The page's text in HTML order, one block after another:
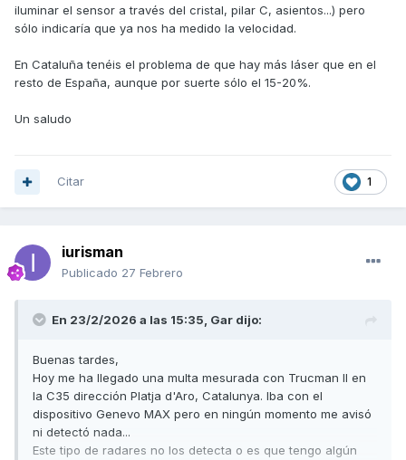
iluminar el sensor a través del cristal, pilar C, asientos...) pero
sólo indicaría que ya nos ha medido la velocidad.
En Cataluña tenéis el problema de que hay más láser que en el
resto de España, aunque por suerte sólo el 15-20%.
Un saludo
1
Citar
iurisman
Publicado 27 Febrero
En 23/2/2026 a las 15:35, Gar dijo:
Buenas tardes,
Hoy me ha llegado una multa mesurada con Trucman II en
la C35 dirección Platja d'Aro, Catalunya. Iba con el
dispositivo Genevo MAX pero en ningún momento me avisó
ni detectó nada...
Este tipo de radares no los detecta o es que tengo algún